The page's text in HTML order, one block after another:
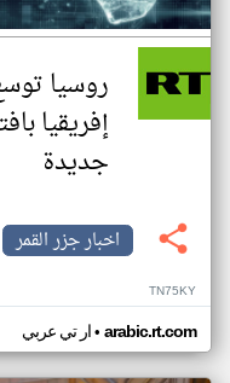
روسيا
جديدة
اخبار جزر القمر
TN75KY
ار تي عربي• arabic.rt.com